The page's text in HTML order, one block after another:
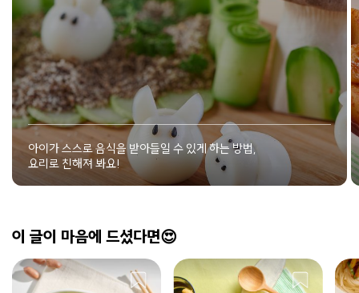
아이가 스스로 음식을 받아들일 수 있게 하는 방법,
요리로 친해져 봐요!
이 글이 마음에 드셨다면😍